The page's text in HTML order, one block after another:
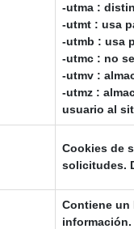
-utma :
-utmt : usa
-utmb : usa
-utmc : no
-utmv :
-utmz :
usuario al
Cookies de
solicitudes.
Contiene un
información.